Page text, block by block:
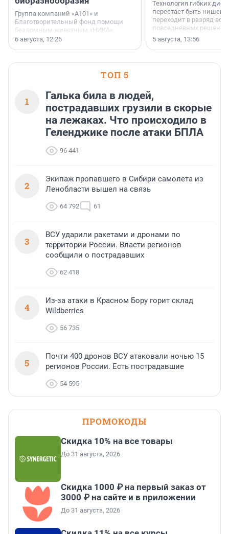
Группа компаний «А101» и
Благотворительный фонд помощи
бездомным животным «НИКА»
заключили соглашение о
6 августа, 12:26
Технология гибких
перестает быть
переходит в разряд
повседневных
5 августа, 13:56
ТОП 5
1
Галька била в людей,
пострадавших грузили в скорые
на лежаках. Что происходило в
Геленджике после атаки БПЛА
96 441
2
Экипаж пропавшего в Сибири самолета из
Ленобласти вышел на связь
64 792 61
3
ВСУ ударили ракетами и дронами по
территории России. Власти регионов
сообщили о пострадавших
62 418
4
Из-за атаки в Красном Бору горит склад
Wildberries
56 735
5
Почти 400 дронов ВСУ атаковали ночью 15
регионов России. Есть пострадавшие
54 595
ПРОМОКОДЫ
Скидка 10% на все товары
До 31 августа, 2026
Скидка 1000 ₽ на первый заказ от
3000 ₽ на сайте и в приложении
До 31 августа, 2026